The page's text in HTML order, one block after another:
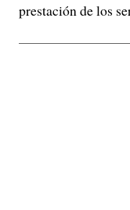
prestación de los